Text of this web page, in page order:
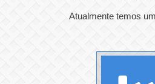
Atualmente temos